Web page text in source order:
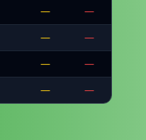
—
—
—
—
—
—
— —